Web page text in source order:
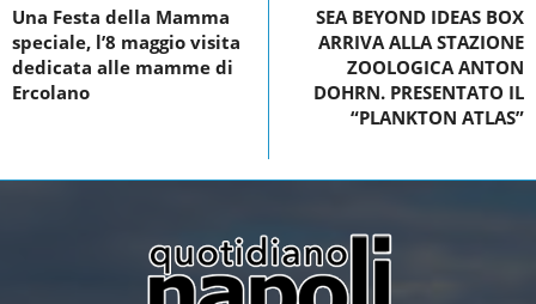
b
o
o
t
e
r
e
d
e
Una Festa della Mamma
speciale, l’8 maggio visita
dedicata alle mamme di
Ercolano
SEA BEYOND IDEAS BOX
ARRIVA ALLA STAZIONE
ZOOLOGICA ANTON
DOHRN. PRESENTATO IL
“PLANKTON ATLAS”